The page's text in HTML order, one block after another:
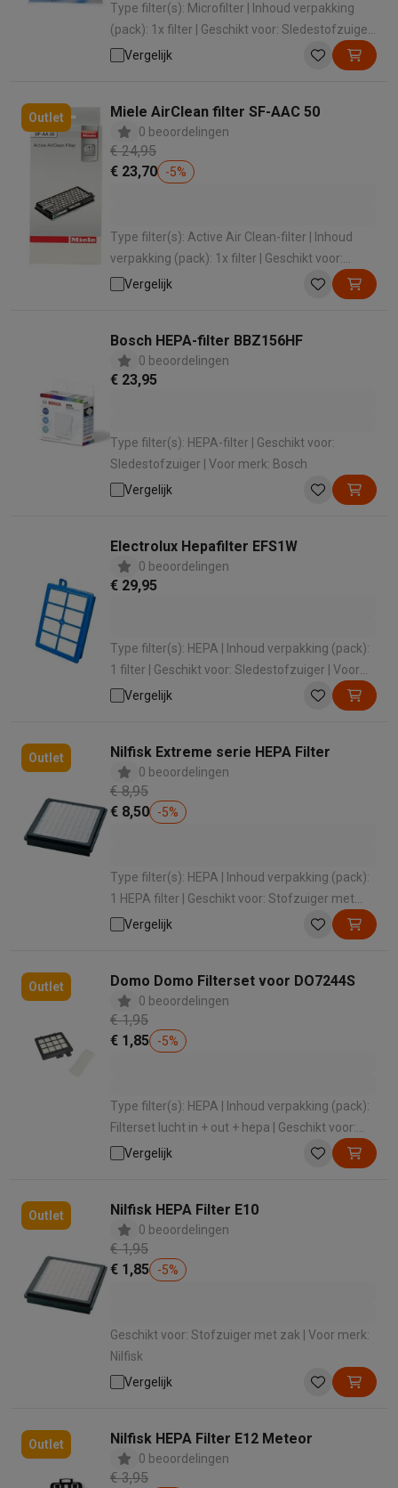
Type filter(s): Microfilter | Inhoud verpakking
(pack): 1x filter | Geschikt voor: Sledestofzuiger
| Voor merk: Universeel
Vergelijk
Outlet Miele AirClean filter SF-AAC 50
0 beoordelingen
€ 24,95
€ 23,70
-5%
Type filter(s): Active Air Clean-filter | Inhoud
verpakking (pack): 1x filter | Geschikt voor:
Vergelijk
Bosch HEPA-filter BBZ156HF
0 beoordelingen
€ 23,95
Type filter(s): HEPA-filter | Geschikt voor:
Sledestofzuiger | Voor merk: Bosch
Vergelijk
Electrolux Hepafilter EFS1W
0 beoordelingen
€ 29,95
Type filter(s): HEPA | Inhoud verpakking (pack):
1 filter | Geschikt voor: Sledestofzuiger | Voor
merk: Electrolux
Vergelijk
Outlet Nilfisk Extreme serie HEPA Filter
0 beoordelingen
€ 8,95
€ 8,50
-5%
Type filter(s): HEPA | Inhoud verpakking (pack):
1 HEPA filter | Geschikt voor: Stofzuiger met
zak | Voor merk: Nilfisk
Vergelijk
Outlet Domo Domo Filterset voor DO7244S
0 beoordelingen
€ 1,95
€ 1,85
-5%
Type filter(s): HEPA | Inhoud verpakking (pack):
Filterset lucht in + out + hepa | Geschikt voor:
Stofzuiger zonder zak | Voor merk: DOMO
Vergelijk
Outlet Nilfisk HEPA Filter E10
0 beoordelingen
€ 1,95
€ 1,85
-5%
Geschikt voor: Stofzuiger met zak | Voor merk:
Nilfisk
Vergelijk
Outlet Nilfisk HEPA Filter E12 Meteor
0 beoordelingen
€ 3,95